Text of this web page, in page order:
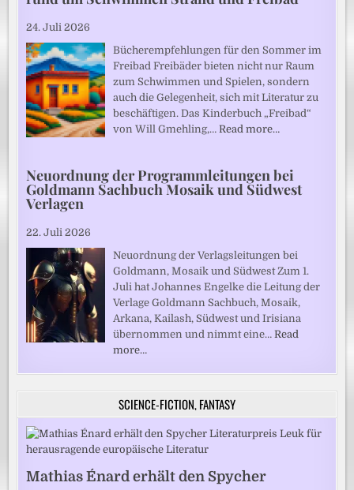
24. Juli 2026
Bücherempfehlungen für den Sommer im
Freibad Freibäder bieten nicht nur Raum
zum Schwimmen und Spielen, sondern
auch die Gelegenheit, sich mit Literatur zu
beschäftigen. Das Kinderbuch „Freibad“
von Will Gmehling,…Read more…
Neuordnung der Programmleitungen bei
Goldmann Sachbuch Mosaik und Südwest
Verlagen
22. Juli 2026
Neuordnung der Verlagsleitungen bei
Goldmann, Mosaik und Südwest Zum 1.
Juli hat Johannes Engelke die Leitung der
Verlage Goldmann Sachbuch, Mosaik,
Arkana, Kailash, Südwest und Irisiana
übernommen und nimmt eine…Read
more…
SCIENCE-FICTION, FANTASY
Mathias Énard erhält den Spycher